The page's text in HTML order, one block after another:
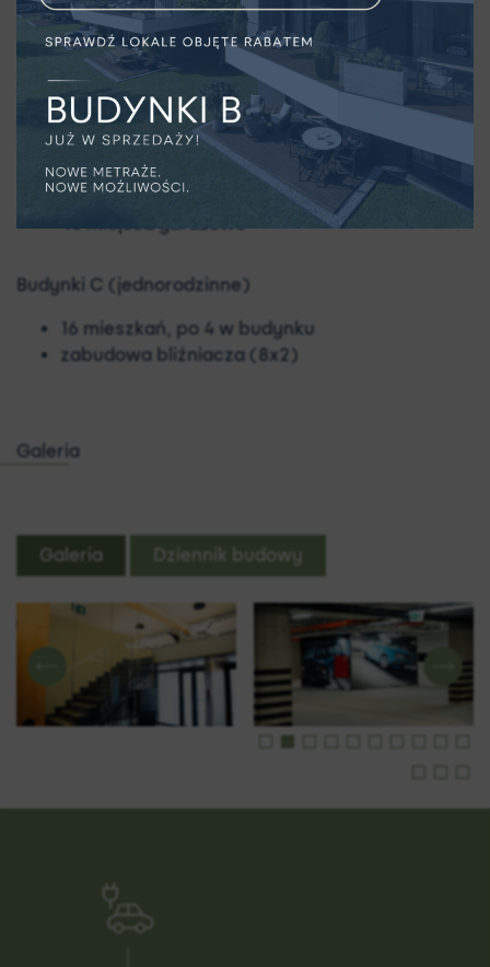
3 budynki
21 apartamentów
44 miejsca garażowe
Budynki B (wielorodzinne)
4 budynki
32 apartamentów
40 miejsca garażowe
Budynki C (jednorodzinne)
16 mieszkań, po 4 w budynku
zabudowa bliźniacza (8x2)
Galeria
Galeria Dziennik budowy